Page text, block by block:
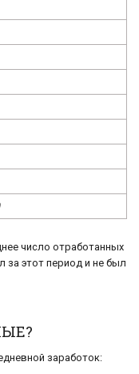
число отработанных
за этот период и не был
заработок: